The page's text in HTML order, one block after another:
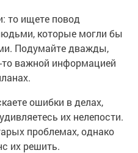
то ищете повод
которые могли бы
Подумайте дважды,
важной информацией
ошибки в делах,
их нелепости.
проблемах, однако
их решить.